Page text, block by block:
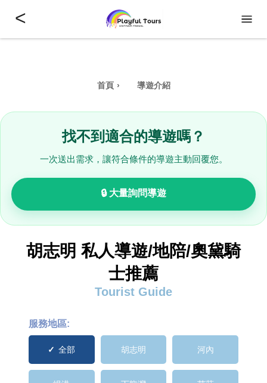
<
首頁 導遊介紹
找不到適合的導遊嗎？
一次送出需求，讓符合條件的導遊主動回覆您。
🔒 大量詢問導遊
胡志明 私人導遊/地陪/奧黛騎
士推薦
Tourist Guide
服務地區:
全部 胡志明 河內